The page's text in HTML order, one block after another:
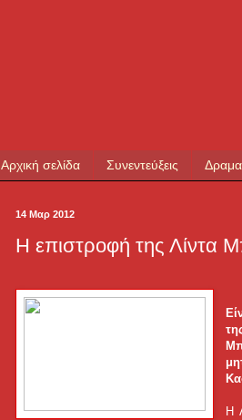
Αρχική σελίδα Συνεντεύξεις
14 Μαρ 2012
Η επιστροφή της Λίντα
Η